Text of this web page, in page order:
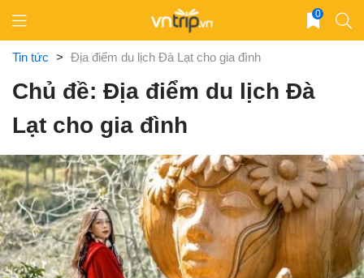
content
0
Tin tức > Địa điểm du lịch Đà Lạt cho gia đình
Chủ đề: Địa điểm du lịch Đà
Lạt cho gia đình